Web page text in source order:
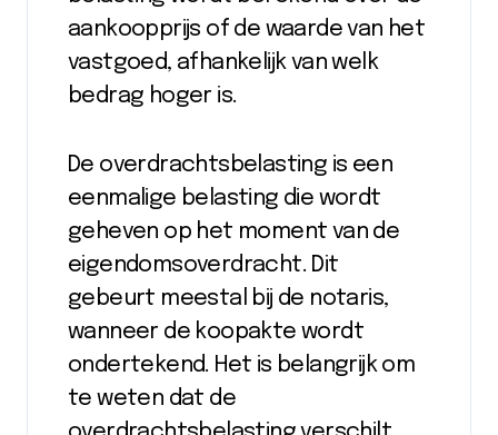
aankoopprijs of de waarde van het
vastgoed, afhankelijk van welk
bedrag hoger is.
De overdrachtsbelasting is een
eenmalige belasting die wordt
geheven op het moment van de
eigendomsoverdracht. Dit
gebeurt meestal bij de notaris,
wanneer de koopakte wordt
ondertekend. Het is belangrijk om
te weten dat de